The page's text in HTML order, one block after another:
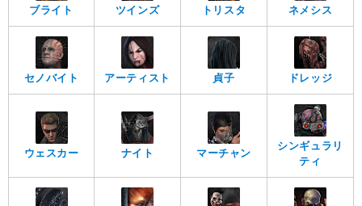
ブライト ツインズ トリスタ ネメシス
セノバイト アーティスト 貞子 ドレッジ
ウェスカー ナイト マーチャン
シンギュラリ
ティ